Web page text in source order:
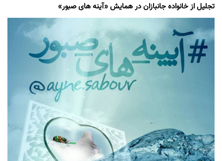
تجلیل از خانواده جانبازان در همایش «آینه های صبور»